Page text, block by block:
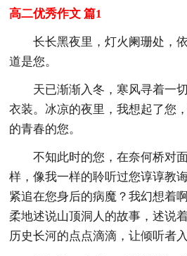
高二优秀作文 篇1
长长黑夜里，灯火阑珊处，
道是您。
天已渐渐入冬，寒风寻着一
衣装。冰凉的夜里，我想起了您
的青春的您。
不知此时的您，在奈何桥对
样，像我一样的聆听过您谆谆教
紧追在您身后的病魔？我幻想着
柔地述说山顶洞人的故事，述说
历史长河的点点滴滴，让倾听者入